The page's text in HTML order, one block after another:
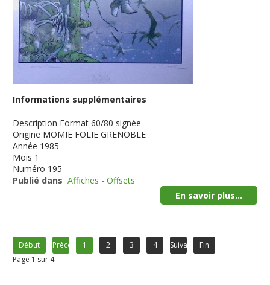
Informations supplémentaires
Description Format 60/80 signée
Origine MOMIE FOLIE GRENOBLE
Année 1985
Mois 1
Numéro 195
Publié dans Affiches - Offsets
En savoir plus...
Début Précédent1 2 3 4 Suivant
Fin
Page 1 sur 4